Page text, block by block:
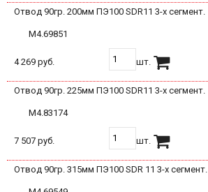
Отвод 90гр. 200мм ПЭ100 SDR11 3-х сегмент.
М4.69851
4 269 руб. шт.
Отвод 90гр. 225мм ПЭ100 SDR11 3-х сегмент.
М4.83174
7 507 руб. шт.
Отвод 90гр. 315мм ПЭ100 SDR 11 3-х сегмент.